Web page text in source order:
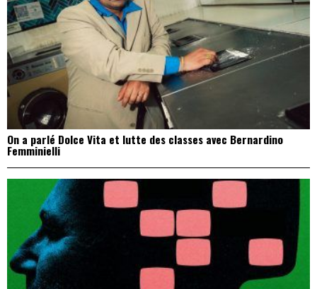
On a parlé Dolce Vita et lutte des classes avec Bernardino
Femminielli